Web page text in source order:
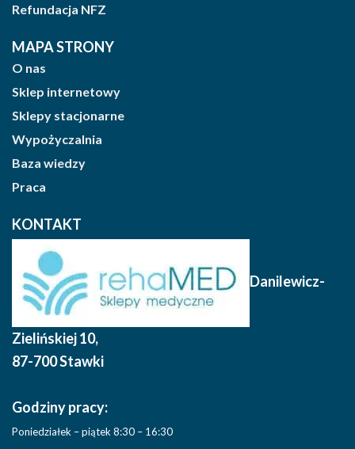
Refundacja NFZ
MAPA STRONY
O nas
Sklep internetowy
Sklepy stacjonarne
Wypożyczalnia
Baza wiedzy
Praca
KONTAKT
Danilewicz-
Zielińskiej 10,
87-700 Stawki
Godziny pracy:
Poniedziałek – piątek 8:30 – 16:30